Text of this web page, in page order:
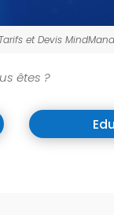
Visuel de
Processus
Visuel

Visuel by
Tarifs et Devis
êtes ?